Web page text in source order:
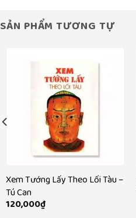
SẢN PHẨM TƯƠNG TỰ
Xem Tướng Lấy Theo Lối Tàu –
Tú Can
120,000₫